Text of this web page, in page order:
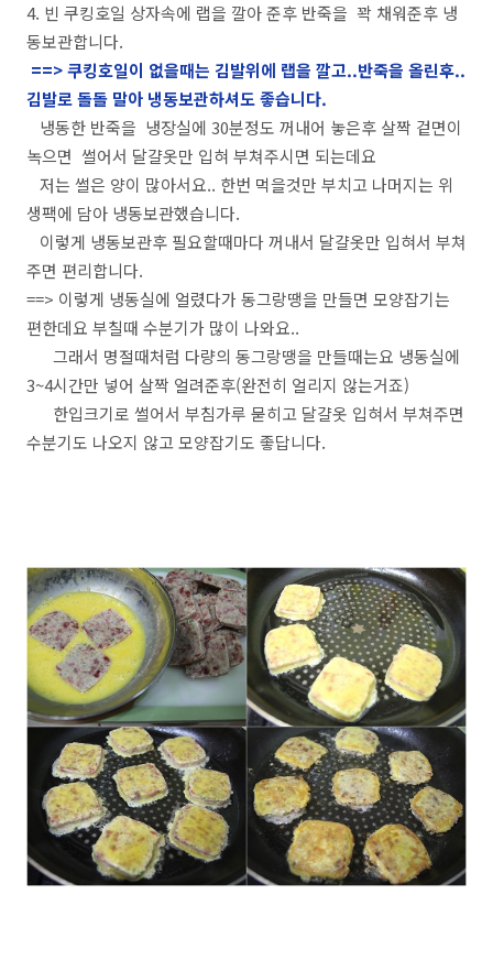
4. 빈 쿠킹호일 상자속에 랩을 깔아 준후 반죽을 꽉 채워준후 냉
동보관합니다.
==> 쿠킹호일이 없을때는 김발위에 랩을 깔고..반죽을 올린후..
김발로 돌돌 말아 냉동보관하셔도 좋습니다.
냉동한 반죽을 냉장실에 30분정도 꺼내어 놓은후 살짝 겉면이
녹으면 썰어서 달걀옷만 입혀 부쳐주시면 되는데요
저는 썰은 양이 많아서요.. 한번 먹을것만 부치고 나머지는 위
생팩에 담아 냉동보관했습니다.
이렇게 냉동보관후 필요할때마다 꺼내서 달걀옷만 입혀서 부쳐
주면 편리합니다.
==> 이렇게 냉동실에 얼렸다가 동그랑땡을 만들면 모양잡기는
편한데요 부칠때 수분기가 많이 나와요..
그래서 명절때처럼 다량의 동그랑땡을 만들때는요 냉동실에
3~4시간만 넣어 살짝 얼려준후(완전히 얼리지 않는거죠)
한입크기로 썰어서 부침가루 묻히고 달걀옷 입혀서 부쳐주면
수분기도 나오지 않고 모양잡기도 좋답니다.